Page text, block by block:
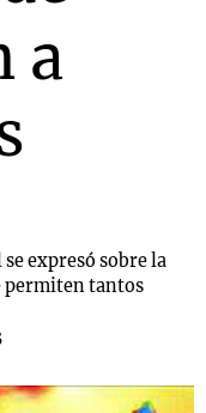
a
expresó sobre la
permiten tantos